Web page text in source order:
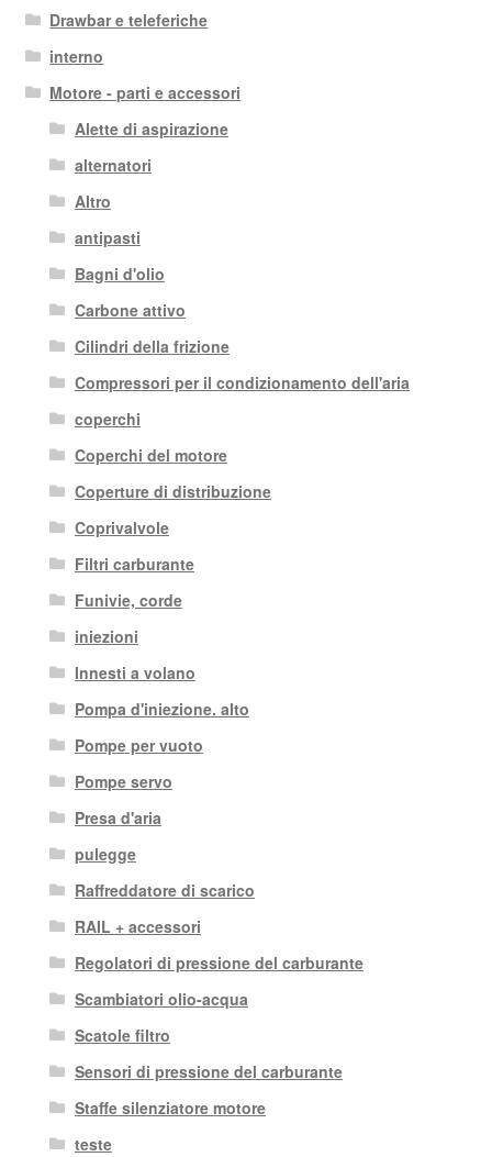
Drawbar e teleferiche
interno
Motore - parti e accessori
Alette di aspirazione
alternatori
Altro
antipasti
Bagni d'olio
Carbone attivo
Cilindri della frizione
Compressori per il condizionamento dell'aria
coperchi
Coperchi del motore
Coperture di distribuzione
Coprivalvole
Filtri carburante
Funivie, corde
iniezioni
Innesti a volano
Pompa d'iniezione. alto
Pompe per vuoto
Pompe servo
Presa d'aria
pulegge
Raffreddatore di scarico
RAIL + accessori
Regolatori di pressione del carburante
Scambiatori olio-acqua
Scatole filtro
Sensori di pressione del carburante
Staffe silenziatore motore
teste